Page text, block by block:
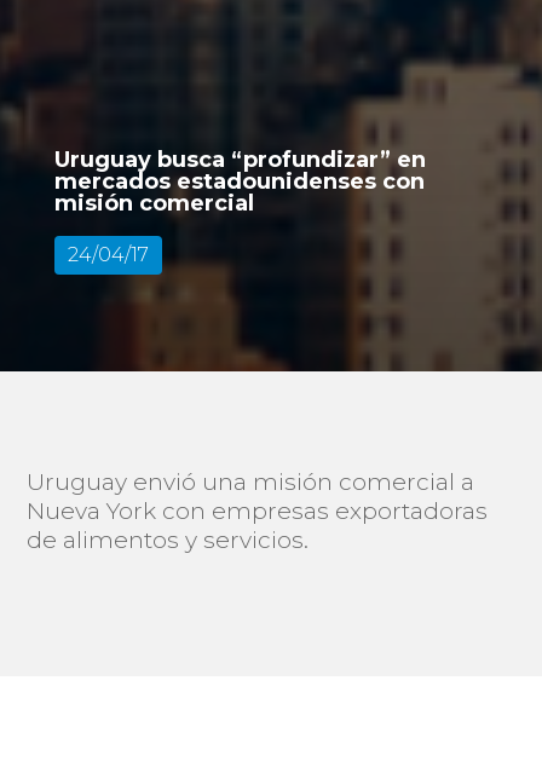
Uruguay busca “profundizar” en
mercados estadounidenses con
misión comercial
24/04/17
Uruguay envió una misión comercial a
Nueva York con empresas exportadoras
de alimentos y servicios.